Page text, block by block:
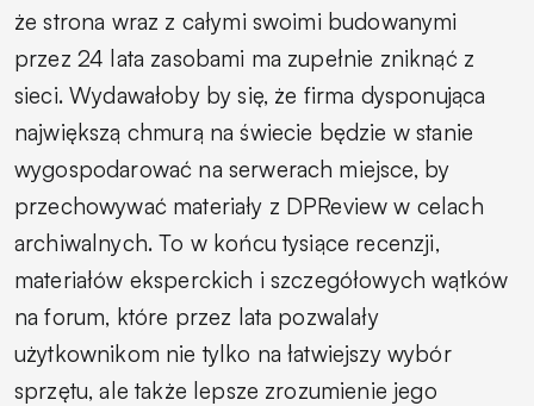
że strona wraz z całymi swoimi budowanymi
przez 24 lata zasobami ma zupełnie zniknąć z
sieci. Wydawałoby by się, że firma dysponująca
największą chmurą na świecie będzie w stanie
wygospodarować na serwerach miejsce, by
przechowywać materiały z DPReview w celach
archiwalnych. To w końcu tysiące recenzji,
materiałów eksperckich i szczegółowych wątków
na forum, które przez lata pozwalały
użytkownikom nie tylko na łatwiejszy wybór
sprzętu, ale także lepsze zrozumienie jego